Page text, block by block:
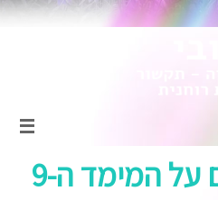
על המימד ה-9